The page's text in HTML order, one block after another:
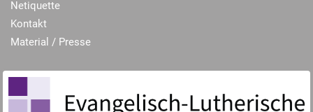
Netiquette
Kontakt
Material / Presse